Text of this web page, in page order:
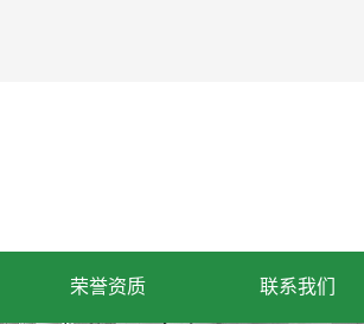
荣誉资质 联系我们